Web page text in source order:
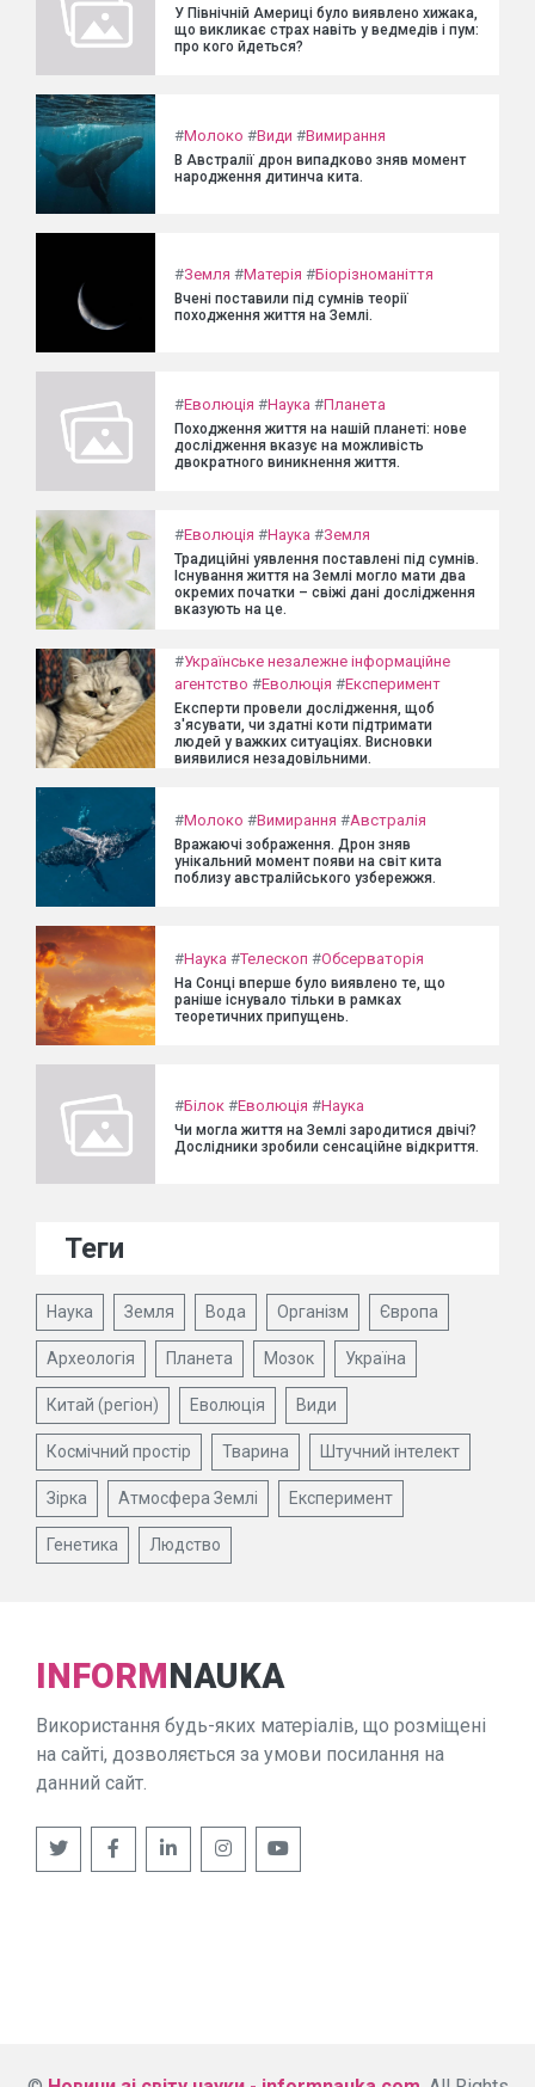
У Північній Америці було виявлено хижака,
що викликає страх навіть у ведмедів і пум:
про кого йдеться?
#Молоко #Види #Вимирання
В Австралії дрон випадково зняв момент
народження дитинча кита.
#Земля #Матерія #Біорізноманіття
Вчені поставили під сумнів теорії
походження життя на Землі.
#Еволюція #Наука #Планета
Походження життя на нашій планеті: нове
дослідження вказує на можливість
двократного виникнення життя.
#Еволюція #Наука #Земля
Традиційні уявлення поставлені під сумнів.
Існування життя на Землі могло мати два
окремих початки – свіжі дані дослідження
вказують на це.
#Українське незалежне інформаційне
агентство #Еволюція #Експеримент
Експерти провели дослідження, щоб
з'ясувати, чи здатні коти підтримати
людей у важких ситуаціях. Висновки
виявилися незадовільними.
#Молоко #Вимирання #Австралія
Вражаючі зображення. Дрон зняв
унікальний момент появи на світ кита
поблизу австралійського узбережжя.
#Наука #Телескоп #Обсерваторія
На Сонці вперше було виявлено те, що
раніше існувало тільки в рамках
теоретичних припущень.
#Білок #Еволюція #Наука
Чи могла життя на Землі зародитися двічі?
Дослідники зробили сенсаційне відкриття.
Теги
Наука Земля Вода Організм Європа
Археологія Планета Мозок Україна
Китай (регіон) Еволюція Види
Космічний простір Тварина Штучний інтелект
Зірка Атмосфера Землі Експеримент
Генетика Людство
INFORMNAUKA
Використання будь-яких матеріалів, що розміщені
на сайті, дозволяється за умови посилання на
данний сайт.